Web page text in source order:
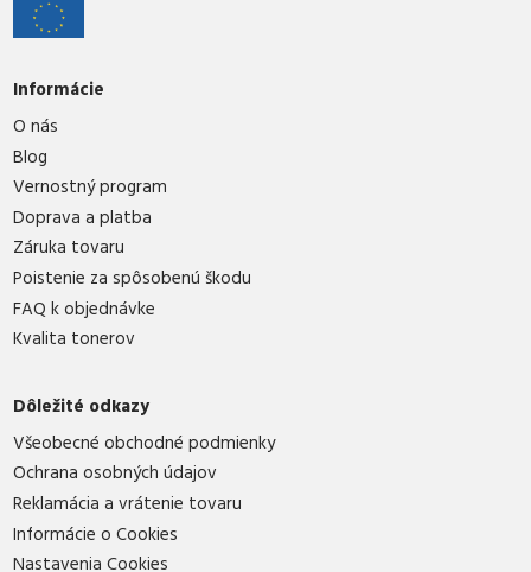
Informácie
O nás
Blog
Vernostný program
Doprava a platba
Záruka tovaru
Poistenie za spôsobenú škodu
FAQ k objednávke
Kvalita tonerov
Dôležité odkazy
Všeobecné obchodné podmienky
Ochrana osobných údajov
Reklamácia a vrátenie tovaru
Informácie o Cookies
Nastavenia Cookies